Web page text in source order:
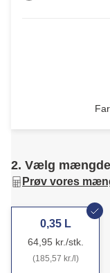
2. Vælg mængde
Prøv vores
0,35 L
64,95 kr./stk.
(185,57 kr./l)